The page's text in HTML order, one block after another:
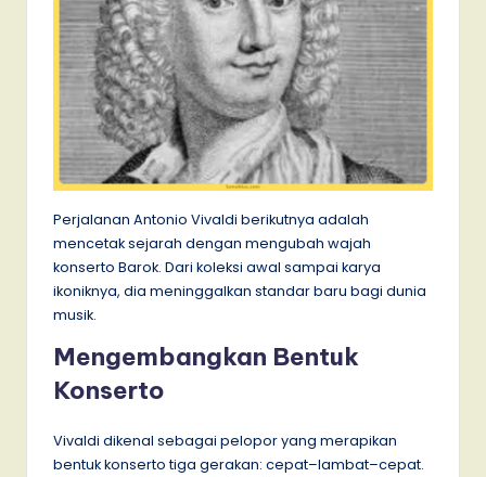
Perjalanan Antonio Vivaldi berikutnya adalah
mencetak sejarah dengan mengubah wajah
konserto Barok. Dari koleksi awal sampai karya
ikoniknya, dia meninggalkan standar baru bagi dunia
musik.
Mengembangkan Bentuk
Konserto
Vivaldi dikenal sebagai pelopor yang merapikan
bentuk konserto tiga gerakan: cepat–lambat–cepat.